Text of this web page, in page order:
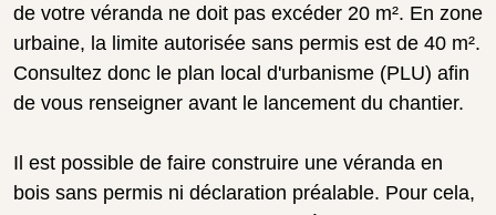
de votre véranda ne doit pas excéder 20 m². En zone
urbaine, la limite autorisée sans permis est de 40 m².
Consultez donc le plan local d'urbanisme (PLU) afin
de vous renseigner avant le lancement du chantier.
Il est possible de faire construire une véranda en
bois sans permis ni déclaration préalable. Pour cela,